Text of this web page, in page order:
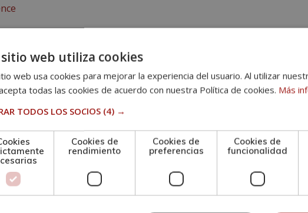
Investigación de Mercados
Experto en Community Manager
sitio web utiliza cookies
web usa cookies para mejorar la experiencia del usuario. Al utilizar
todas las cookies de acuerdo con nuestra Política de cookies. Más
TODOS LOS SOCIOS (4) →
Cookies de
rendimiento
Cookies de
preferencias
Cookies de
funcionalidad